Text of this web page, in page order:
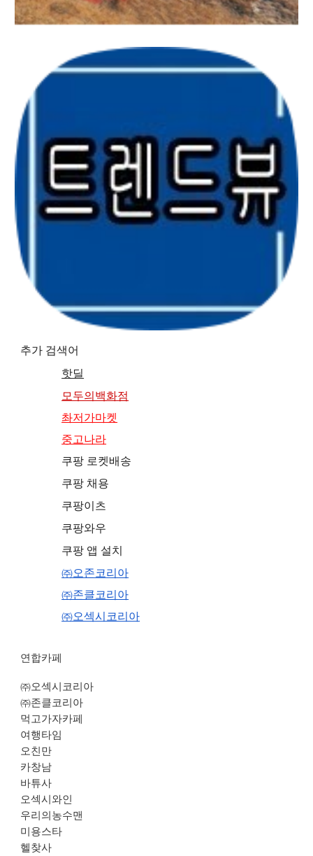
추가 검색어
핫딜
모두의백화점
촤저가마켓
중고나라
쿠팡 로켓배송
쿠팡 채용
쿠팡이츠
쿠팡와우
쿠팡 앱 설치
㈜오존코리아
㈜존클코리아
㈜오섹시코리아
연합카페
㈜오섹시코리아
㈜존클코리아
먹고가자카페
여행타임
오친만
카창남
바튜사
오섹시와인
우리의농수맨
미용스타
헬찾사